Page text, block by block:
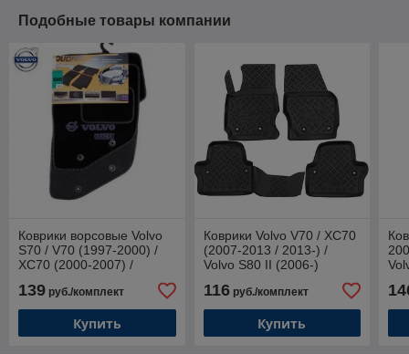
Подобные товары компании
Коврики ворсовые Volvo
S70 / V70 (1997-2000) /
XC70 (2000-2007) /
(Duomat)
139 руб./комплект
Купить
Коврики Volvo V70 / XC70
(2007-2013 / 2013-) /
Volvo S80 II (2006-)
Aileron
116руб./комплект
Купить